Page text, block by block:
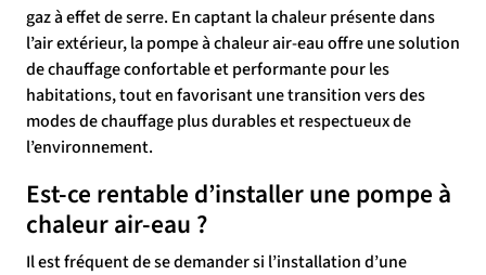
gaz à effet de serre. En captant la chaleur présente dans
l’air extérieur, la pompe à chaleur air-eau offre une solution
de chauffage confortable et performante pour les
habitations, tout en favorisant une transition vers des
modes de chauffage plus durables et respectueux de
l’environnement.
Est-ce rentable d’installer une pompe à
chaleur air-eau ?
Il est fréquent de se demander si l’installation d’une